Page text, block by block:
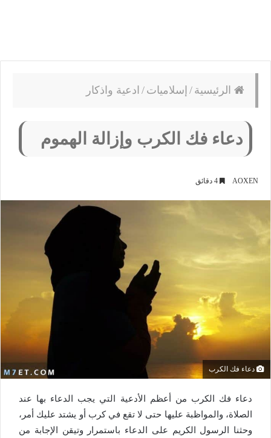
الرئيسية / إسلاميات / ادعية واذكار
دعاء فك الكرب وإزالة الهموم
AOXEN
دعاء فك الكرب
دعاء فك الكرب من أعظم الأدعية التي يجب الدعاء بها عند
الصلاة، والمواظبة عليها حتى لا تقع في كرب أو يشتد عليك أمر،
وحثنا الرسول الكريم على الدعاء باستمرار وتيقن الإجابة من